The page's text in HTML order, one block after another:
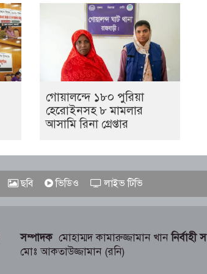
গোয়ালন্দে ১৮০ পুরিয়া
হেরোইনসহ ৮ মামলার
আসামি রিনা গ্রেপ্তার
ছবি ভিডিও লাইভ টিভি
সম্পাদক মোহাম্মদ কামারুজ্জামান খাননির্বাহী
মোঃ আকতাউজ্জামান (রনি)